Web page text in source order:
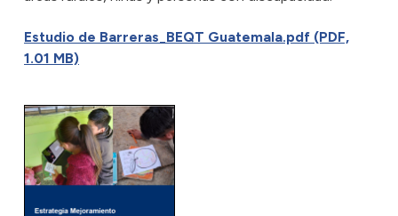
Estudio de Barreras_BEQT Guatemala.pdf (PDF,
1.01 MB)